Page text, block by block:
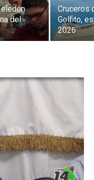
del
Cruceros
Golfito,
2026